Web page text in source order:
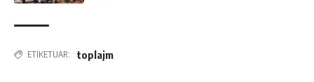
ETIKETUAR: toplajm